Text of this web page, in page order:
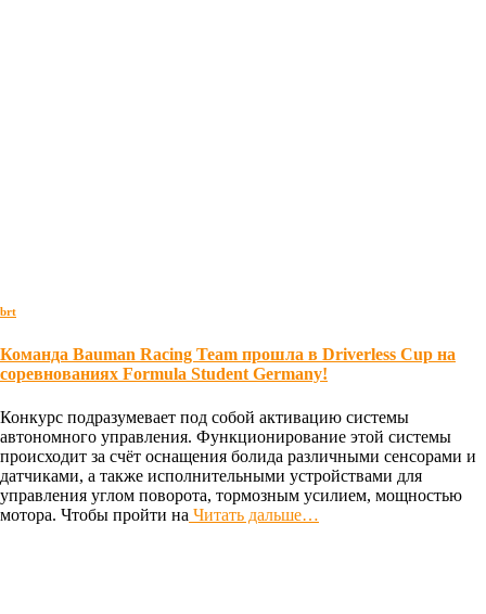
brt
Команда Bauman Racing Team прошла в Driverless Cup на
соревнованиях Formula Student Germany!
Конкурс подразумевает под собой активацию системы
автономного управления. Функционирование этой системы
происходит за счёт оснащения болида различными сенсорами и
датчиками, а также исполнительными устройствами для
управления углом поворота, тормозным усилием, мощностью
мотора. Чтобы пройти на Читать дальше…